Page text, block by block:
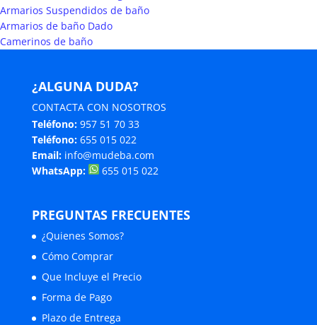
Armarios Suspendidos de baño
Armarios de baño Dado
Camerinos de baño
¿ALGUNA DUDA?
CONTACTA CON NOSOTROS
Teléfono: 957 51 70 33
Teléfono: 655 015 022
Email: info@mudeba.com
WhatsApp:
655 015 022
PREGUNTAS FRECUENTES
¿Quienes Somos?
Cómo Comprar
Que Incluye el Precio
Forma de Pago
Plazo de Entrega